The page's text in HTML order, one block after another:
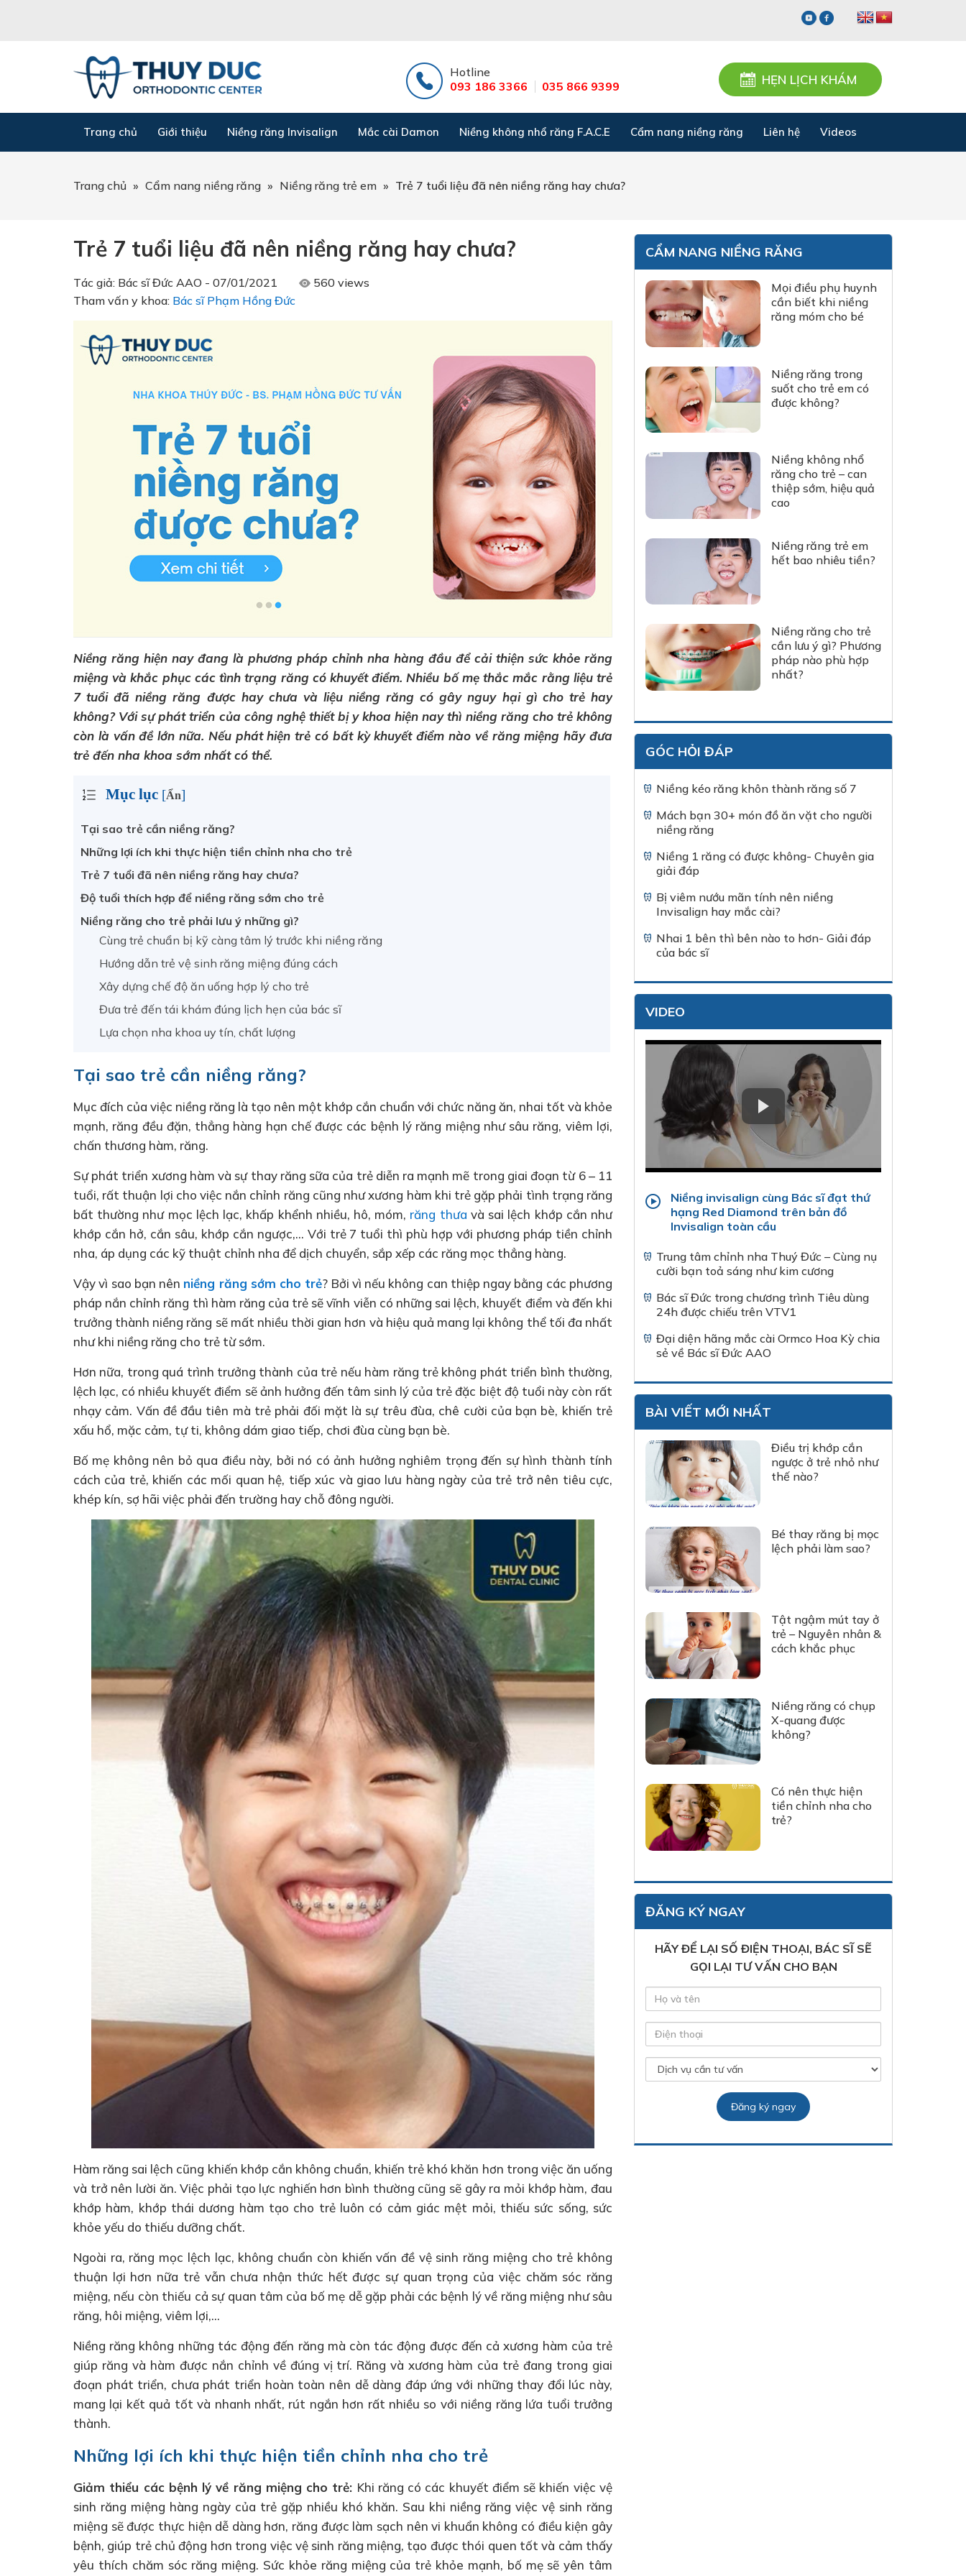
HẸN LỊCH KHÁM
Hotline
093 186 3366
035 866 9399
Trang chủ Giới thiệu Niềng răng Invisalign Mắc cài Damon Niềng không nhổ răng F.A.C.E Cẩm nang niềng răng Liên hệ Videos
Trang chủ » Cẩm nang niềng răng » Niềng răng trẻ em » Trẻ 7 tuổi liệu đã nên niềng răng hay chưa?
Trẻ 7 tuổi liệu đã nên niềng răng hay chưa?
Tác giả: Bác sĩ Đức AAO - 07/01/2021
560 views
Tham vấn y khoa: Bác sĩ Phạm Hồng Đức
Niềng răng hiện nay đang là phương pháp chỉnh nha hàng đầu để cải thiện sức khỏe răng
miệng và khắc phục các tình trạng răng có khuyết điểm. Nhiều bố mẹ thắc mắc rằng liệu trẻ
7 tuổi đã niềng răng được hay chưa và liệu niềng răng có gây nguy hại gì cho trẻ hay
không? Với sự phát triển của công nghệ thiết bị y khoa hiện nay thì niềng răng cho trẻ không
còn là vấn đề lớn nữa. Nếu phát hiện trẻ có bất kỳ khuyết điểm nào về răng miệng hãy đưa
trẻ đến nha khoa sớm nhất có thể.
Mục lục [Ẩn]
Tại sao trẻ cần niềng răng?
Những lợi ích khi thực hiện tiền chỉnh nha cho trẻ
Trẻ 7 tuổi đã nên niềng răng hay chưa?
Độ tuổi thích hợp để niềng răng sớm cho trẻ
Niềng răng cho trẻ phải lưu ý những gì?
Cùng trẻ chuẩn bị kỹ càng tâm lý trước khi niềng răng
Hướng dẫn trẻ vệ sinh răng miệng đúng cách
Xây dựng chế độ ăn uống hợp lý cho trẻ
Đưa trẻ đến tái khám đúng lịch hẹn của bác sĩ
Lựa chọn nha khoa uy tín, chất lượng
Tại sao trẻ cần niềng răng?
Mục đích của việc niềng răng là tạo nên một khớp cắn chuẩn với chức năng ăn, nhai tốt và khỏe
mạnh, răng đều đặn, thẳng hàng hạn chế được các bệnh lý răng miệng như sâu răng, viêm lợi,
chấn thương hàm, răng.
Sự phát triển xương hàm và sự thay răng sữa của trẻ diễn ra mạnh mẽ trong giai đoạn từ 6 – 11
tuổi, rất thuận lợi cho việc nắn chỉnh răng cũng như xương hàm khi trẻ gặp phải tình trạng răng
bất thường như mọc lệch lạc, khấp khểnh nhiều, hô, móm, răng thưa và sai lệch khớp cắn như
khớp cắn hở, cắn sâu, khớp cắn ngược,… Với trẻ 7 tuổi thì phù hợp với phương pháp tiền chỉnh
nha, áp dụng các kỹ thuật chỉnh nha để dịch chuyển, sắp xếp các răng mọc thẳng hàng.
Vậy vì sao bạn nên niềng răng sớm cho trẻ? Bởi vì nếu không can thiệp ngay bằng các phương
pháp nắn chỉnh răng thì hàm răng của trẻ sẽ vĩnh viễn có những sai lệch, khuyết điểm và đến khi
trưởng thành niềng răng sẽ mất nhiều thời gian hơn và hiệu quả mang lại không thể tối đa nhất
như khi niềng răng cho trẻ từ sớm.
Hơn nữa, trong quá trình trưởng thành của trẻ nếu hàm răng trẻ không phát triển bình thường,
lệch lạc, có nhiều khuyết điểm sẽ ảnh hưởng đến tâm sinh lý của trẻ đặc biệt độ tuổi này còn rất
nhạy cảm. Vấn đề đầu tiên mà trẻ phải đối mặt là sự trêu đùa, chê cười của bạn bè, khiến trẻ
xấu hổ, mặc cảm, tự ti, không dám giao tiếp, chơi đùa cùng bạn bè.
Bố mẹ không nên bỏ qua điều này, bởi nó có ảnh hưởng nghiêm trọng đến sự hình thành tính
cách của trẻ, khiến các mối quan hệ, tiếp xúc và giao lưu hàng ngày của trẻ trở nên tiêu cực,
khép kín, sợ hãi việc phải đến trường hay chỗ đông người.
Hàm răng sai lệch cũng khiến khớp cắn không chuẩn, khiến trẻ khó khăn hơn trong việc ăn uống
và trở nên lười ăn. Việc phải tạo lực nghiến hơn bình thường cũng sẽ gây ra mỏi khớp hàm, đau
khớp hàm, khớp thái dương hàm tạo cho trẻ luôn có cảm giác mệt mỏi, thiếu sức sống, sức
khỏe yếu do thiếu dưỡng chất.
Ngoài ra, răng mọc lệch lạc, không chuẩn còn khiến vấn đề vệ sinh răng miệng cho trẻ không
thuận lợi hơn nữa trẻ vẫn chưa nhận thức hết được sự quan trọng của việc chăm sóc răng
miệng, nếu còn thiếu cả sự quan tâm của bố mẹ dễ gặp phải các bệnh lý về răng miệng như sâu
răng, hôi miệng, viêm lợi,…
Niềng răng không những tác động đến răng mà còn tác động được đến cả xương hàm của trẻ
giúp răng và hàm được nắn chỉnh về đúng vị trí. Răng và xương hàm của trẻ đang trong giai
đoạn phát triển, chưa phát triển hoàn toàn nên dễ dàng đáp ứng với những thay đổi lúc này,
mang lại kết quả tốt và nhanh nhất, rút ngắn hơn rất nhiều so với niềng răng lứa tuổi trưởng
thành.
Những lợi ích khi thực hiện tiền chỉnh nha cho trẻ
Giảm thiểu các bệnh lý về răng miệng cho trẻ: Khi răng có các khuyết điểm sẽ khiến việc vệ
sinh răng miệng hàng ngày của trẻ gặp nhiều khó khăn. Sau khi niềng răng việc vệ sinh răng
miệng sẽ được thực hiện dễ dàng hơn, răng được làm sạch nên vi khuẩn không có điều kiện gây
bệnh, giúp trẻ chủ động hơn trong việc vệ sinh răng miệng, tạo được thói quen tốt và cảm thấy
yêu thích chăm sóc răng miệng. Sức khỏe răng miệng của trẻ khỏe mạnh, bố mẹ sẽ yên tâm
CẨM NANG NIỀNG RĂNG
Mọi điều phụ huynh
cần biết khi niềng
răng móm cho bé
Niềng răng trong
suốt cho trẻ em có
được không?
Niềng không nhổ
răng cho trẻ – can
thiệp sớm, hiệu quả
cao
Niềng răng trẻ em
hết bao nhiêu tiền?
Niềng răng cho trẻ
cần lưu ý gì? Phương
pháp nào phù hợp
nhất?
GÓC HỎI ĐÁP
Niềng kéo răng khôn thành răng số 7
Mách bạn 30+ món đồ ăn vặt cho người
niềng răng
Niềng 1 răng có được không- Chuyên gia
giải đáp
Bị viêm nướu mãn tính nên niềng
Invisalign hay mắc cài?
Nhai 1 bên thì bên nào to hơn- Giải đáp
của bác sĩ
VIDEO
Niềng invisalign cùng Bác sĩ đạt thứ
hạng Red Diamond trên bản đồ
Invisalign toàn cầu
Trung tâm chỉnh nha Thuý Đức – Cùng nụ
cười bạn toả sáng như kim cương
Bác sĩ Đức trong chương trình Tiêu dùng
24h được chiếu trên VTV1
Đại diện hãng mắc cài Ormco Hoa Kỳ chia
sẻ về Bác sĩ Đức AAO
BÀI VIẾT MỚI NHẤT
Điều trị khớp cắn
ngược ở trẻ nhỏ như
thế nào?
Bé thay răng bị mọc
lệch phải làm sao?
Tật ngậm mút tay ở
trẻ – Nguyên nhân &
cách khắc phục
Niềng răng có chụp
X-quang được
không?
Có nên thực hiện
tiền chỉnh nha cho
trẻ?
ĐĂNG KÝ NGAY
HÃY ĐỂ LẠI SỐ ĐIỆN THOẠI, BÁC SĨ SẼ
GỌI LẠI TƯ VẤN CHO BẠN